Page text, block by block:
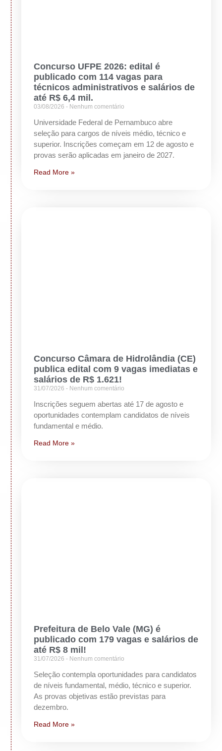
Concurso UFPE 2026: edital é
publicado com 114 vagas para
técnicos administrativos e salários de
até R$ 6,4 mil.
03/08/2026 Nenhum comentário
Universidade Federal de Pernambuco abre
seleção para cargos de níveis médio, técnico e
superior. Inscrições começam em 12 de agosto e
provas serão aplicadas em janeiro de 2027.
Read More »
Concurso Câmara de Hidrolândia (CE)
publica edital com 9 vagas imediatas e
salários de R$ 1.621!
31/07/2026 Nenhum comentário
Inscrições seguem abertas até 17 de agosto e
oportunidades contemplam candidatos de níveis
fundamental e médio.
Read More »
Prefeitura de Belo Vale (MG) é
publicado com 179 vagas e salários de
até R$ 8 mil!
31/07/2026 Nenhum comentário
Seleção contempla oportunidades para candidatos
de níveis fundamental, médio, técnico e superior.
As provas objetivas estão previstas para
dezembro.
Read More »